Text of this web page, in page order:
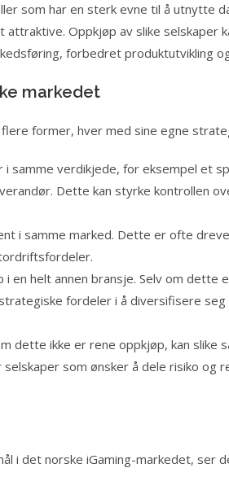
som har en sterk evne til å utnytte
Oppkjøp av slike selskaper
forbedret produktutvikling
markedet
former, hver med sine egne
i samme verdikjede, for eksempel et
Dette kan styrke kontrollen
i samme marked. Dette er ofte
en helt annen bransje. Selv om dette
fordeler i å diversifisere seg
dette ikke er rene oppkjøp, kan slike
som ønsker å dele risiko og
i det norske iGaming-markedet, ser